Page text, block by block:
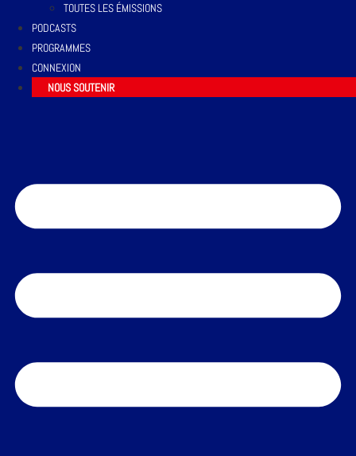
TOUTES LES ÉMISSIONS
PODCASTS
PROGRAMMES
CONNEXION
NOUS SOUTENIR